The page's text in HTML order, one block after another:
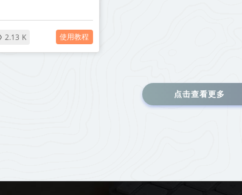
2.13 K 使用教程
点击查看更多